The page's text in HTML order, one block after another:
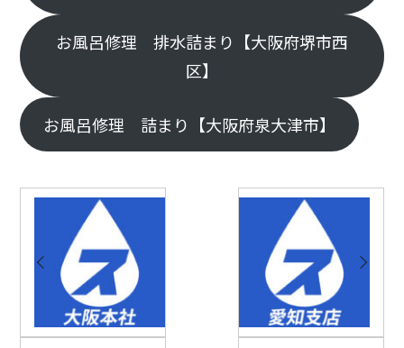
お風呂修理 排水詰まり【大阪府堺市西
区】
お風呂修理 詰まり【大阪府泉大津市】